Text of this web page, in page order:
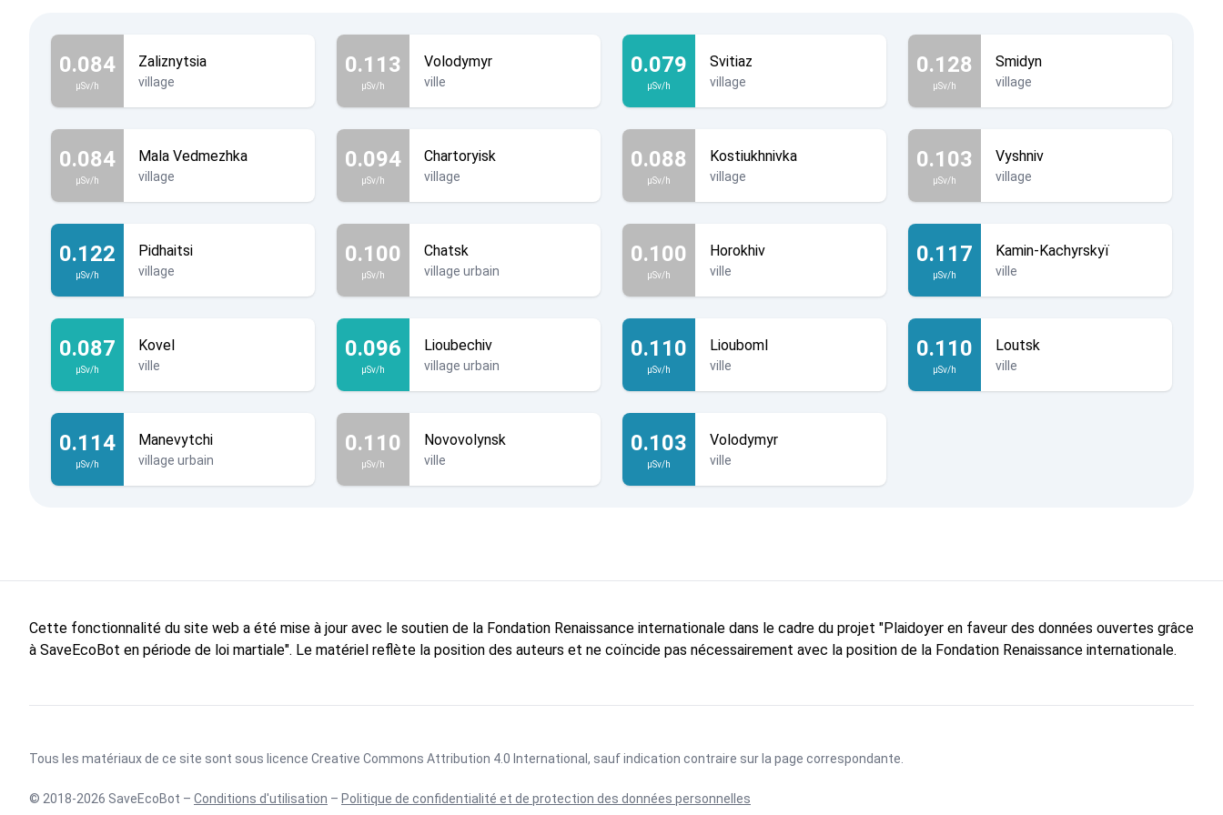
0.084
µSv/h
Zaliznytsia
village
0.113
µSv/h
Volodymyr
ville
0.079
µSv/h
Svitiaz
village
0.128
µSv/h
Smidyn
village
0.084
µSv/h
Mala Vedmezhka
village
0.094
µSv/h
Chartoryisk
village
0.088
µSv/h
Kostiukhnivka
village
0.103
µSv/h
Vyshniv
village
0.122
µSv/h
Pidhaitsi
village
0.100
µSv/h
Chatsk
village urbain
0.100
µSv/h
Horokhiv
ville
0.117
µSv/h
Kamin-Kachyrskyï
ville
0.087
µSv/h
Kovel
ville
0.096
µSv/h
Lioubechiv
village urbain
0.110
µSv/h
Liouboml
ville
0.110
µSv/h
Loutsk
ville
0.114
µSv/h
Manevytchi
village urbain
0.110
µSv/h
Novovolynsk
ville
0.103
µSv/h
Volodymyr
ville
Cette fonctionnalité du site web a été mise à jour avec le soutien de la Fondation Renaissance internationale dans le cadre du projet "Plaidoyer en faveur des données ouvertes grâce
à SaveEcoBot en période de loi martiale". Le matériel reflète la position des auteurs et ne coïncide pas nécessairement avec la position de la Fondation Renaissance internationale.
Tous les matériaux de ce site sont sous licence Creative Commons Attribution 4.0 International , sauf indication contraire sur la page correspondante.
© 2018-2026 SaveEcoBot – Conditions d'utilisation – Politique de confidentialité et de protection des données personnelles